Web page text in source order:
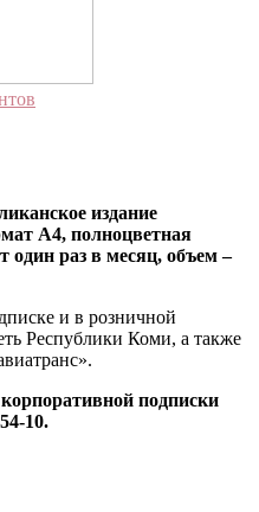
издание
А4, полноцветная
один раз в месяц, объем –
и в розничной
Республики Коми, а также
подписки
10.